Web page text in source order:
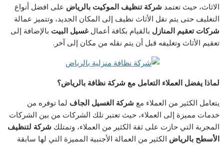
الاثاث، حيث تعتمد شركة تنظيف الموكيت بالرياض على افضل أنواع
التغليف حتى يتم نقل الأثاث نظيف إلى المكان الجديد، وتتميز عمالة
شركات تعقيم المنازل بالقيام بكافة أعمالغسيل البيت بالإضافة إلى
تعقيم الأثاث وتغليفه قبل أن يتم نقله من مكان إلى آخر.
لماذا يفضل العملاء التعامل مع شركة نظافة بالرياض؟
يتعامل الكثير من العملاء مع شركة الغسيل الجاف لما توفره من
خدمات مميزة إلى العملاء، حيث تعتبر تلك الشركات من بين الشركات
المجربة التي حازت على ثقة الكثير من العملاء، وتمتلك شركة لتنظيف
الأسطح بالرياض الكثير من العمالة الأجنبية المميزة التي لها سابقة